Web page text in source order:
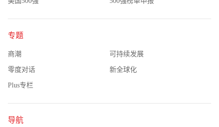
专题
商潮 可持续发展
零度对话 新全球化
Plus专栏
导航